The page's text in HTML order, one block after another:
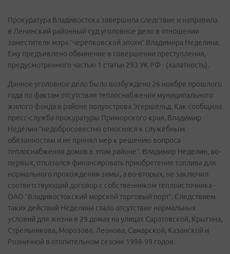
Прокуратура Владивостока завершила следствие и направила
в Ленинский районный суд уголовное дело в отношении
заместителя мэра “черепковской эпохи” Владимира Неделина.
Ему предъявлено обвинение в совершении преступления,
предусмотренного частью 1 статьи 293 УК РФ - (халатность).
Данное уголовное дело было возбуждено 26 ноября прошлого
года по фактам отсутствия теплоснабжения муниципального
жилого фонда в районе полуострова Эгершельд. Как сообщила
пресс-служба прокуратуры Приморского края, Владимир
Неделин “недобросовестно относился к служебным
обязанностям и не принял мер к решению вопроса
теплоснабжения домов в этом районе”. Владимир Неделин, во-
первых, отказался финансировать приобретение топлива для
нормального прохождения зимы, а во-вторых, не заключил
соответствующий договор с собственником теплоисточника -
ОАО “Владивостокский морской торговый порт”. Следствием
таких действий Неделина стало отсутствие нормальных
условий для жизни в 29 домах на улицах Саратовской, Крыгина,
Стрельникова, Морозова, Леонова, Самарской, Казанской и
Розничной в отопительном сезоне 1998-99 годов.